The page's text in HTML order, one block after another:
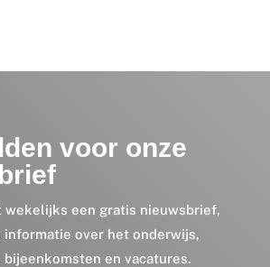
voor onze
wekelijks een gratis nieuwsbrief,
informatie over het onderwijs,
bijeenkomsten en vacatures.